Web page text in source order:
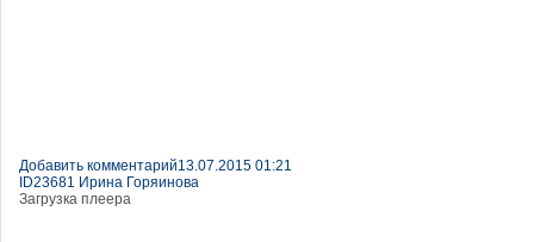
Добавить комментарий13.07.2015 01:21
ID23681 Ирина Горяинова
Загрузка плеера